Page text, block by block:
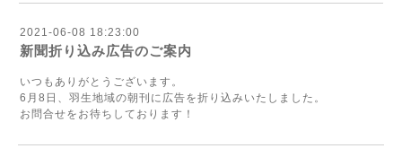
2021-06-08 18:23:00
新聞折り込み広告のご案内
いつもありがとうございます。
6月8日、羽生地域の朝刊に広告を折り込みいたしました。
お問合せをお待ちしております！